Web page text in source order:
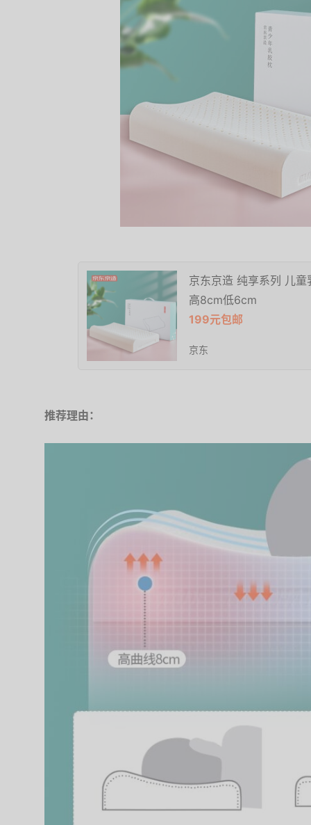
京东京造 纯享系列 儿
高8cm低6cm
199元包邮
京东
推荐理由：